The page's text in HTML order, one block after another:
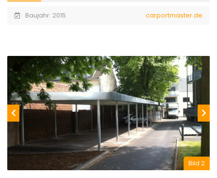
Baujahr: 2015 carportmaster.de
Bild 2